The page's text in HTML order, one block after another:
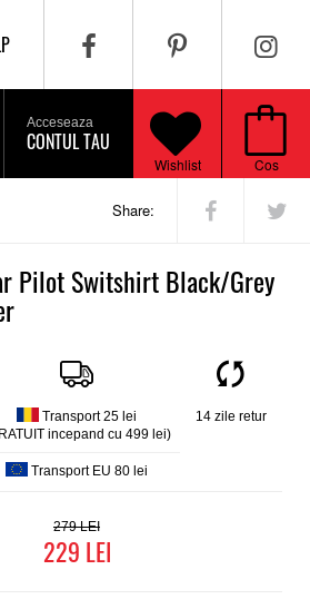
Cos
Wishlist
Acceseaza
CONTUL TAU
Share:
Pilot Switshirt Black/Grey
Transport 25 lei
incepand cu 499 lei)
Transport EU 80 lei
14 zile retur
279
229